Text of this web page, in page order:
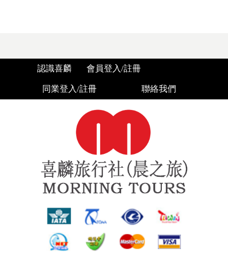
認識喜麟 會員登入/註冊
同業登入/註冊 聯絡我們